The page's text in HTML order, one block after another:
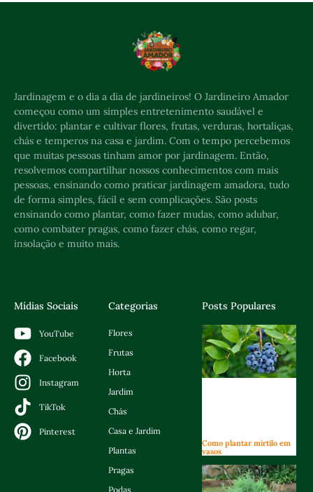
Jardinagem e o dia a dia de jardineiros! O Jardineiro Amador
começou como um simples entretenimento saudável e
divertido: plantar e cultivar flores, frutas, verduras, hortaliças,
chás e temperos na casa e jardim. Com o tempo percebemos
que muitas pessoas tinham amor por jardinagem. Então,
resolvemos compartilhar nossos conhecimentos com mais
pessoas, ensinando como praticar jardinagem amadora, tudo
de forma simples, fácil e sem complicações. São posts
ensinando como plantar, como fazer mudas, como adubar,
como combater pragas, como fazer chás, como regar,
insolação e muito mais.
Mídias Sociais
YouTube
Facebook
Instagram
TikTok
Pinterest
Categorias
Flores
Frutas
Horta
Jardim
Chás
Casa e Jardim
Plantas
Pragas
Podas
Posts Populares
Como plantar mirtilo em
vasos